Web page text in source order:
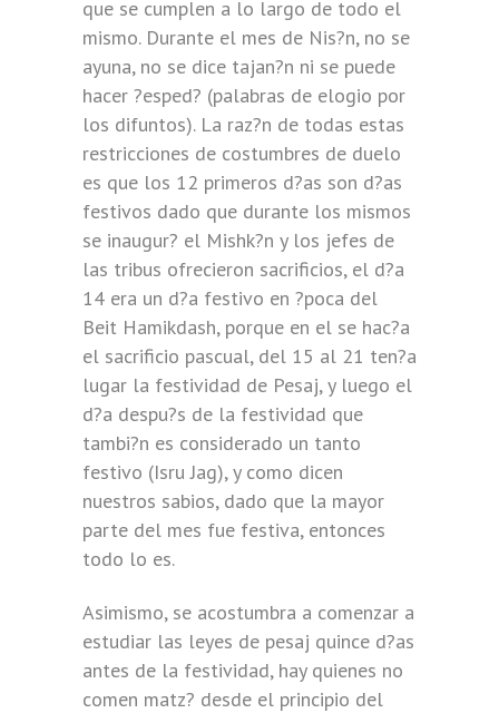
que se cumplen a lo largo de todo el
mismo. Durante el mes de Nis?n, no se
ayuna, no se dice tajan?n ni se puede
hacer ?esped? (palabras de elogio por
los difuntos). La raz?n de todas estas
restricciones de costumbres de duelo
es que los 12 primeros d?as son d?as
festivos dado que durante los mismos
se inaugur? el Mishk?n y los jefes de
las tribus ofrecieron sacrificios, el d?a
14 era un d?a festivo en ?poca del
Beit Hamikdash, porque en el se hac?a
el sacrificio pascual, del 15 al 21 ten?a
lugar la festividad de Pesaj, y luego el
d?a despu?s de la festividad que
tambi?n es considerado un tanto
festivo (Isru Jag), y como dicen
nuestros sabios, dado que la mayor
parte del mes fue festiva, entonces
todo lo es.
Asimismo, se acostumbra a comenzar a
estudiar las leyes de pesaj quince d?as
antes de la festividad, hay quienes no
comen matz? desde el principio del